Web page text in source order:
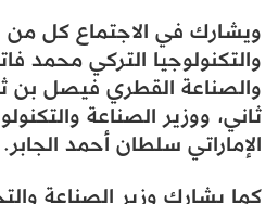
ويشارك في الاجتماع كل من
والتكنولوجيا التركي محمد
والصناعة القطري فيصل بن
ثاني، ووزير الصناعة
الإماراتي سلطان أحمد الجابر.
كما يشارك وزير الصناعة